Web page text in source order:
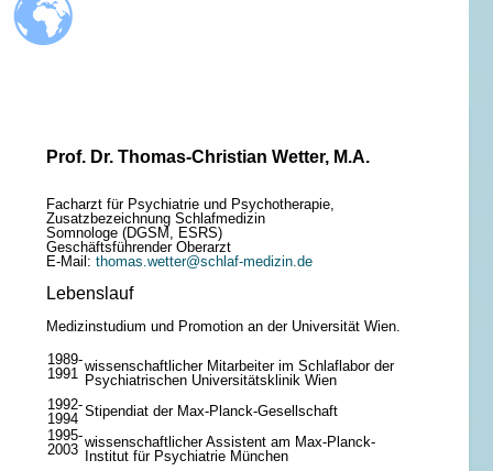
Prof. Dr. Thomas-Christian Wetter, M.A.
Facharzt für Psychiatrie und Psychotherapie,
Zusatzbezeichnung Schlafmedizin
Somnologe (DGSM, ESRS)
Geschäftsführender Oberarzt
E-Mail: thomas.wetter@schlaf-medizin.de
Lebenslauf
Medizinstudium und Promotion an der Universität Wien.
1989-
1991 wissenschaftlicher Mitarbeiter im Schlaflabor der
Psychiatrischen Universitätsklinik Wien
1992-
1994 Stipendiat der Max-Planck-Gesellschaft
1995-
2003 wissenschaftlicher Assistent am Max-Planck-
Institut für Psychiatrie München